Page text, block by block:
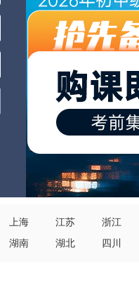
上海 江苏 浙江
湖南 湖北 四川